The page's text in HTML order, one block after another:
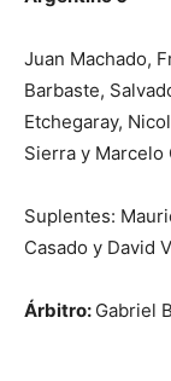
Juan Machado,
Barbaste,
Etchegaray,
Sierra y Marcelo
Suplentes:
Casado y David
Árbitro: Gabriel